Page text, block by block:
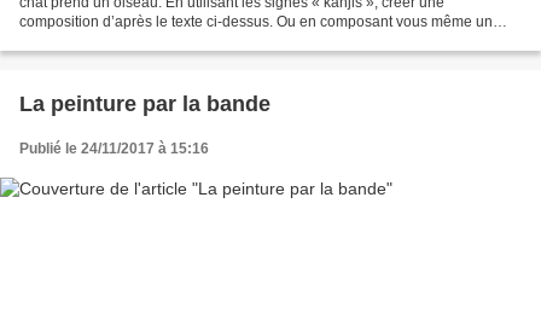
composition d’après le texte ci-dessus. Ou en composant vous même un
La peinture par la bande
Publié le 24/11/2017 à 15:16